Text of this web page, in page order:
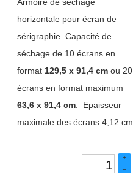
horizontale pour écran de
sérigraphie. Capacité de
séchage de 10 écrans en
format 129,5 x 91,4 cmou 20
écrans en format maximum
63,6 x 91,4 cm . Epaisseur
maximale des écrans 4,12 cm.
+
–